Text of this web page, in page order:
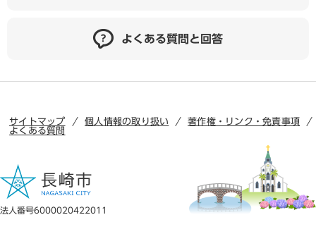
よくある質問と回答
サイトマップ 個人情報の取り扱い
著作権・リンク・免責事項
よくある質問
法人番号6000020422011